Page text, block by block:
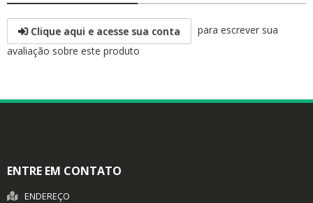
Clique aqui e acesse sua conta
para escrever sua
avaliação sobre este produto
ENTRE EM CONTATO
ENDEREÇO